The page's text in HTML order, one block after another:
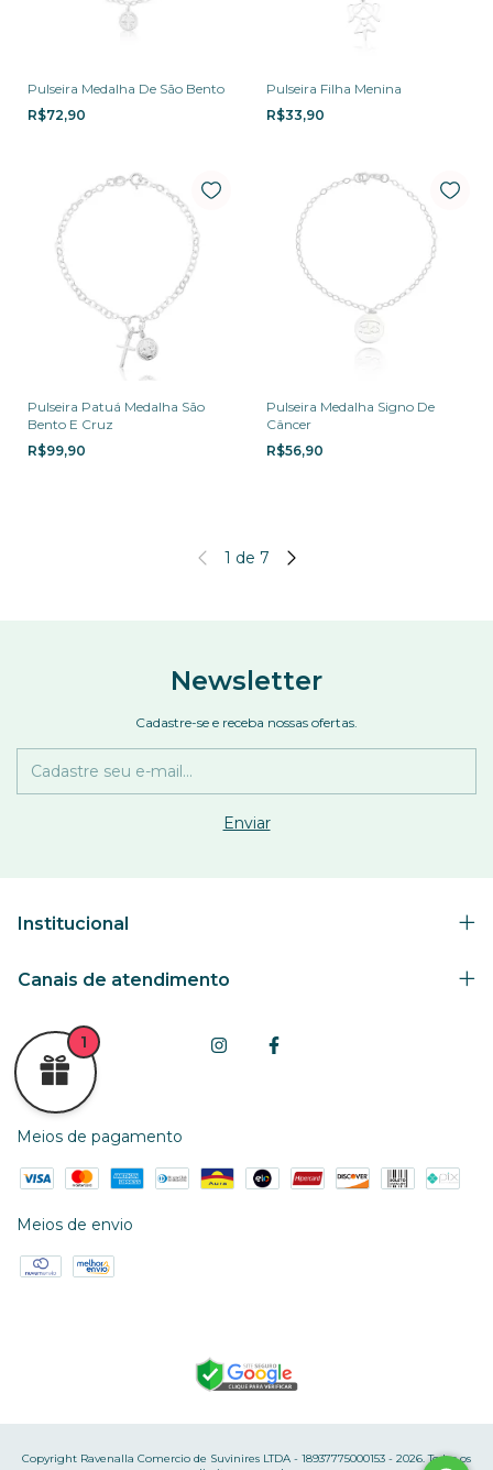
Pulseira Medalha De São Bento
R$72,90
Pulseira Filha Menina
R$33,90
Pulseira Patuá Medalha São
Bento E Cruz
R$99,90
Pulseira Medalha Signo De
Câncer
R$56,90
1 de 7
Newsletter
Cadastre-se e receba nossas ofertas.
Institucional
Canais de atendimento
Meios de pagamento
Meios de envio
Copyright Ravenalla Comercio de Suvinires LTDA - 18937775000153 - 2026. Todos os
1